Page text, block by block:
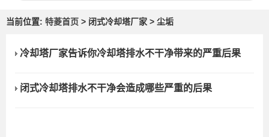
当前位置: 特菱首页 > 闭式冷却塔厂家 > 尘垢
冷却塔厂家告诉你冷却塔排水不干净带来的严重后果
闭式冷却塔排水不干净会造成哪些严重的后果